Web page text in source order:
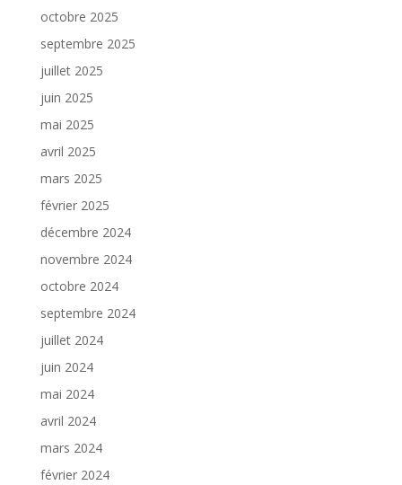
octobre 2025
septembre 2025
juillet 2025
juin 2025
mai 2025
avril 2025
mars 2025
février 2025
décembre 2024
novembre 2024
octobre 2024
septembre 2024
juillet 2024
juin 2024
mai 2024
avril 2024
mars 2024
février 2024